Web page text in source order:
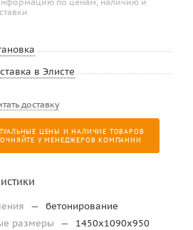
в Элисте
доставку
ЦЕНЫ И НАЛИЧИЕ ТОВАРОВ
У МЕНЕДЖЕРОВ КОМПАНИИ
—
бетонирование
размеры
—
1450x1090x950